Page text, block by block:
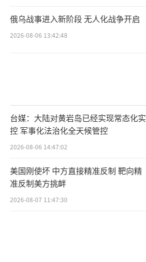
俄乌战事进入新阶段 无人化战争开启
2026-08-06 13:42:48
台媒：大陆对黄岩岛已经实现常态化实
控 军事化法治化全天候管控
2026-08-06 14:47:02
美国刚使坏 中方直接精准反制 靶向精
准反制美方挑衅
2026-08-07 11:47:30